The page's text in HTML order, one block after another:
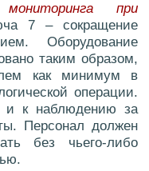
при
7 – сокращение
Оборудование
таким образом,
как минимум в
операции.
и к наблюдению за
Персонал должен
без чьего-либо